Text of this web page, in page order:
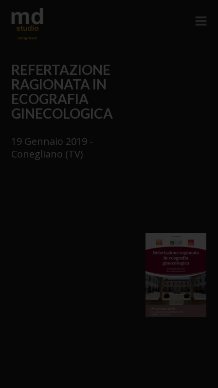
REFERTAZIONE
RAGIONATA IN
ECOGRAFIA
GINECOLOGICA
19 Gennaio 2019 -
Conegliano (TV)